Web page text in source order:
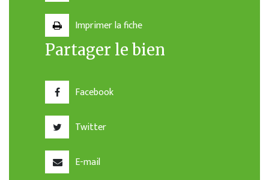
Imprimer la fiche
Partager le bien
Facebook
Twitter
E-mail